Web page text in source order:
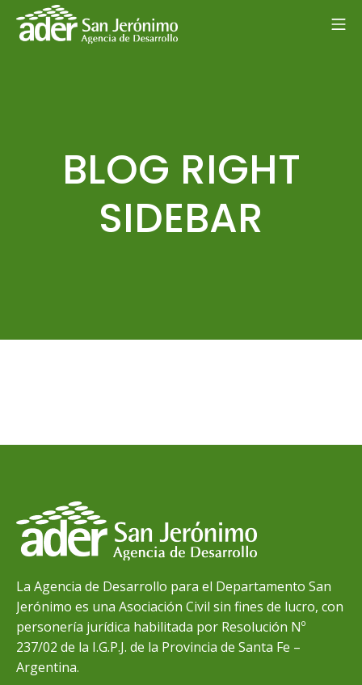
Saltar
BLOG RIGHT
SIDEBAR
La Agencia de Desarrollo para el Departamento San
Jerónimo es una Asociación Civil sin fines de lucro, con
personería jurídica habilitada por Resolución Nº
237/02 de la I.G.P.J. de la Provincia de Santa Fe –
Argentina.